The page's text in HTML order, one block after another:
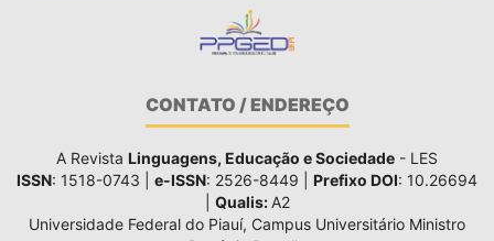
CONTATO / ENDEREÇO
A Revista Linguagens, Educação e Sociedade - LES
ISSN: 1518-0743 | e-ISSN: 2526-8449 | Prefixo DOI: 10.26694
Qualis:A2
Universidade Federal do Piauí, Campus Universitário Ministro